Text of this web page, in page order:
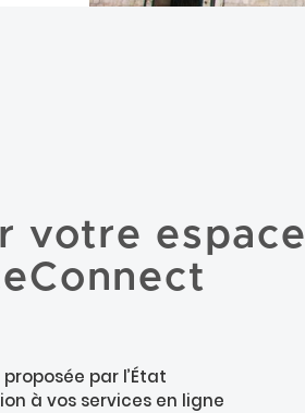
votre espace
par l’État
à vos services en ligne